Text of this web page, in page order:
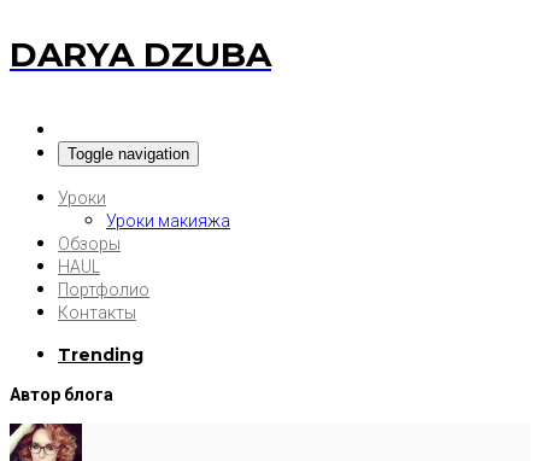
DARYA DZUBA
Toggle navigation
Уроки
Уроки макияжа
Обзоры
HAUL
Портфолио
Контакты
Trending
Автор блога